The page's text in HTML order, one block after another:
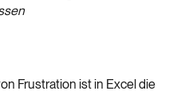
Frustration ist in Excel die